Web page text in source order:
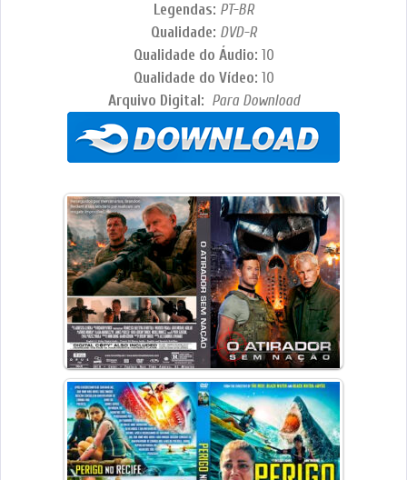
Legendas: PT-BR
Qualidade: DVD-R
Qualidade do Áudio: 10
Qualidade do Vídeo: 10
Arquivo Digital: Para Download